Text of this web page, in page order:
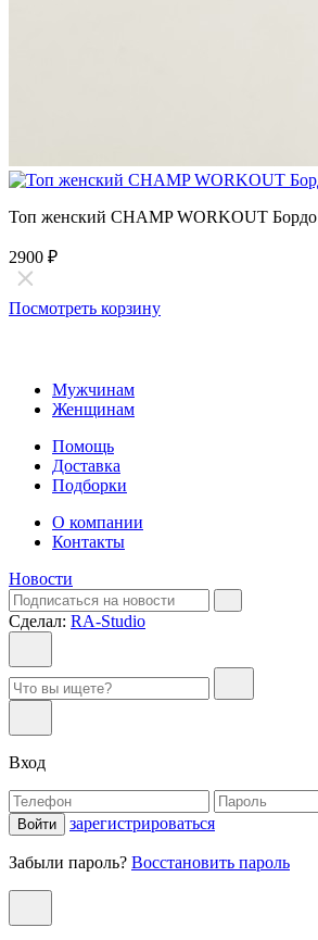
Топ женский CHAMP WORKOUT Бордо
2900 ₽
Посмотреть корзину
Мужчинам
Женщинам
Помощь
Доставка
Подборки
О компании
Контакты
Новости
Сделал: RA-Studio
Вход
Войти зарегистрироваться
Забыли пароль? Восстановить пароль